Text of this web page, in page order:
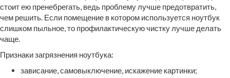
стоит ею пренебрегать, ведь проблему лучше предотвратить,
чем решить. Если помещение в котором используется ноутбук
слишком пыльное, то профилактическую чистку лучше делать
чаще.
Признаки загрязнения ноутбука:
зависание, самовыключение, искажение картинки;